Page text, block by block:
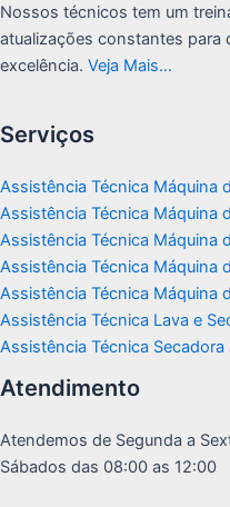
Nossos técnicos tem um
atualizações constantes
excelência. Veja Mais…
Serviços
Assistência Técnica Máquina
Assistência Técnica Máquina
Assistência Técnica Máquina
Assistência Técnica Máquina
Assistência Técnica Máquina
Assistência Técnica Lava e
Assistência Técnica Secadora
Atendimento
Atendemos de Segunda a
Sábados das 08:00 as 12:00